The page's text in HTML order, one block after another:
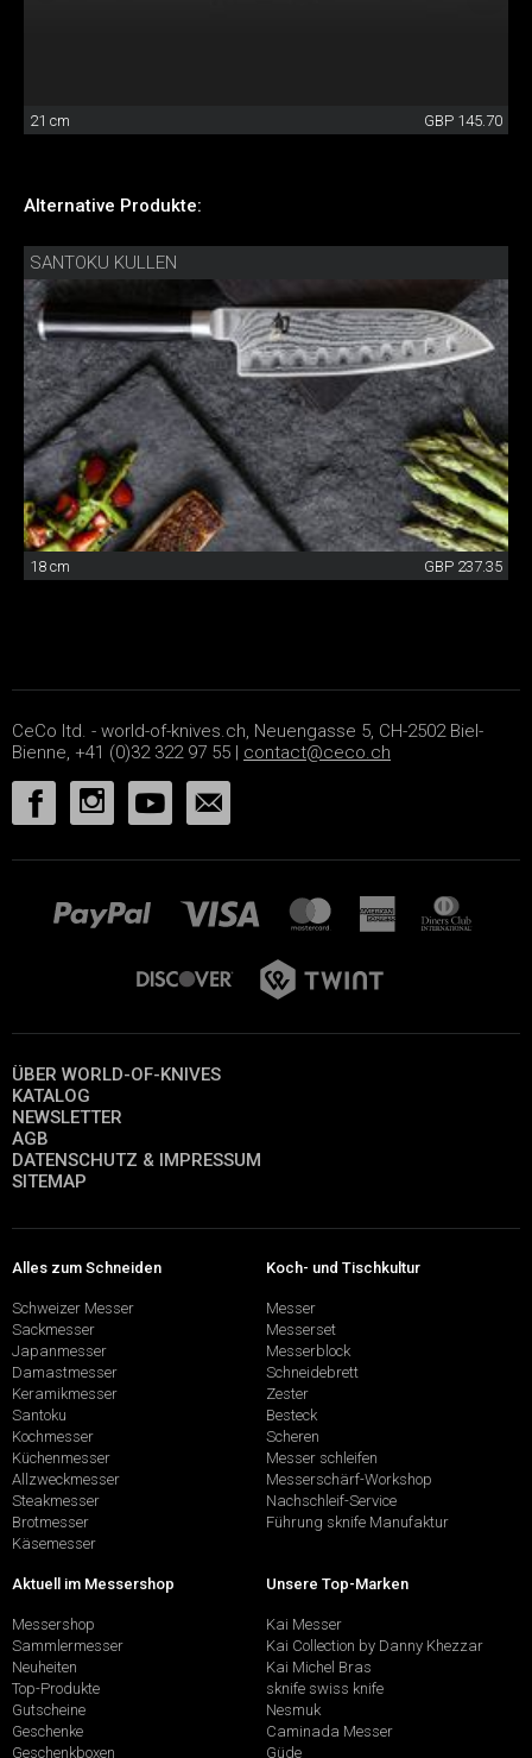
21 cm GBP 145.70
Alternative Produkte:
SANTOKU KULLEN
18 cm GBP 237.35
CeCo ltd. - world-of-knives.ch, Neuengasse 5, CH-2502 Biel-
Bienne, +41 (0)32 322 97 55 | contact@ceco.ch
ÜBER WORLD-OF-KNIVES
KATALOG
NEWSLETTER
AGB
DATENSCHUTZ & IMPRESSUM
SITEMAP
Alles zum Schneiden
Schweizer Messer
Sackmesser
Japanmesser
Damastmesser
Keramikmesser
Santoku
Kochmesser
Küchenmesser
Allzweckmesser
Steakmesser
Brotmesser
Käsemesser
Koch- und Tischkultur
Messer
Messerset
Messerblock
Schneidebrett
Zester
Besteck
Scheren
Messer schleifen
Messerschärf-Workshop
Nachschleif-Service
Führung sknife Manufaktur
Aktuell im Messershop
Messershop
Sammlermesser
Neuheiten
Top-Produkte
Gutscheine
Geschenke
Geschenkboxen
Unsere Top-Marken
Kai Messer
Kai Collection by Danny Khezzar
Kai Michel Bras
sknife swiss knife
Nesmuk
Caminada Messer
Güde